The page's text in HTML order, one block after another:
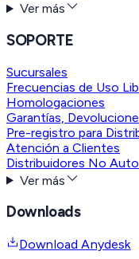
Ver más
SOPORTE
Sucursales
Frecuencias de Uso
Homologaciones
Garantías,
Pre-registro para
Atención a Clientes
Distribuidores No
Ver más
Downloads
Download Anydesk